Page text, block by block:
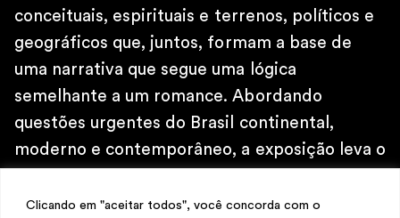
Clicando em "aceitar todos", você concorda com o
conceituais, espirituais e terrenos, políticos e
geográficos que, juntos, formam a base de
uma narrativa que segue uma lógica
semelhante a um romance. Abordando
questões urgentes do Brasil continental,
moderno e contemporâneo, a exposição leva o
Prazeres (Rio de Janeiro, 1898-1966), um
+ 32 2 387 16 49
E-MAIL
contato@martinsemontero.com
\
INSTAGRAM
@martinsemontero
\